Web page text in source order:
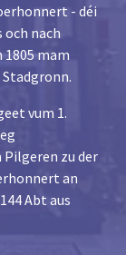
- déi
nach
mam
vum 1.
Pilgeren zu der
an
Abt aus